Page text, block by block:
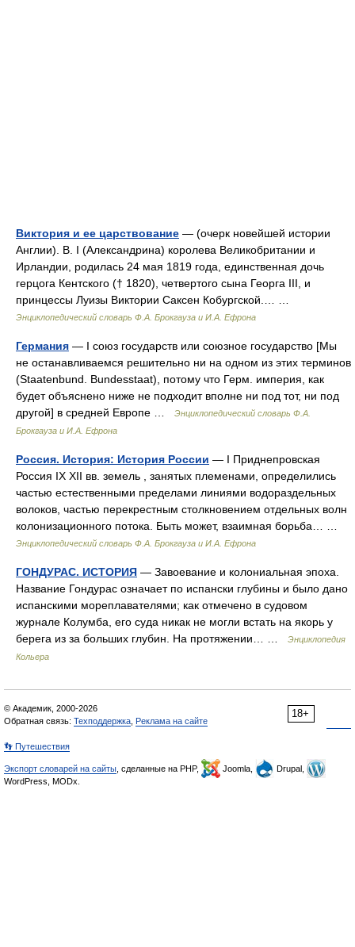
Виктория и ее царствование — (очерк новейшей истории
Англии). В. I (Александрина) королева Великобритании и
Ирландии, родилась 24 мая 1819 года, единственная дочь
герцога Кентского († 1820), четвертого сына Георга III, и
принцессы Луизы Виктории Саксен Кобургской.… …
Энциклопедический словарь Ф.А. Брокгауза и И.А. Ефрона
Германия — I союз государств или союзное государство [Мы
не останавливаемся решительно ни на одном из этих терминов
(Staatenbund. Bundesstaat), потому что Герм. империя, как
будет объяснено ниже не подходит вполне ни под тот, ни под
другой] в средней Европе …
Энциклопедический словарь Ф.А.
Брокгауза и И.А. Ефрона
Россия. История: История России — I Приднепровская
Россия IX XII вв. земель , занятых племенами, определились
частью естественными пределами линиями водораздельных
волоков, частью перекрестным столкновением отдельных волн
колонизационного потока. Быть может, взаимная борьба… …
Энциклопедический словарь Ф.А. Брокгауза и И.А. Ефрона
ГОНДУРАС. ИСТОРИЯ — Завоевание и колониальная эпоха.
Название Гондурас означает по испански глубины и было дано
испанскими мореплавателями; как отмечено в судовом
журнале Колумба, его суда никак не могли встать на якорь у
берега из за больших глубин. На протяжении… …
Энциклопедия
Кольера
18+
© Академик, 2000-2026
Обратная связь: Техподдержка Реклама на сайте
👣 Путешествия
Экспорт словарей на сайты , сделанные на PHP, Joomla,
Drupal,
WordPress, MODx.